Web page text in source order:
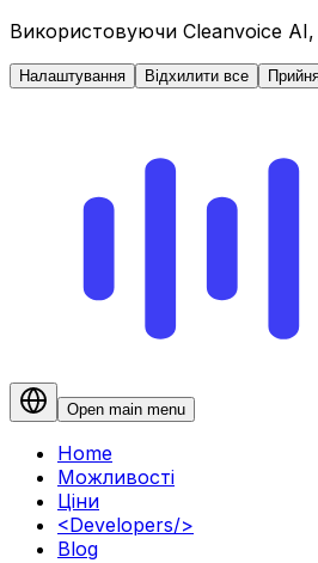
Використовуючи Cleanvoice
Налаштування Відхилити все
Open main menu
Home
Можливості
Ціни
<Developers/>
Blog